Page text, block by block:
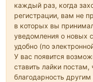
каждый раз, когда
регистрации, вам не
в которых вы
уведомления о новых
удобно (по
У вас появится
ставить лайки
благодарность